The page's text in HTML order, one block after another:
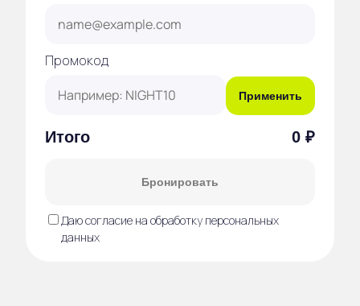
Промокод
Применить
Итого 0 ₽
Бронировать
Даю согласие на обработку персональных
данных